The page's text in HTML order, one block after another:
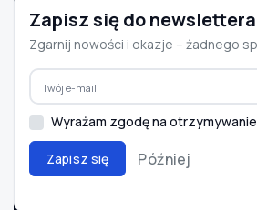
O nas
Dane firmy
Aktualności
Współpraca B2B
© 2008–2026 e-autoparts.pl · Wszelkie prawa
Zapisz się do newslettera
Zgarnij nowości i okazje – żadnego
Wyrażam zgodę na
Zapisz się Później